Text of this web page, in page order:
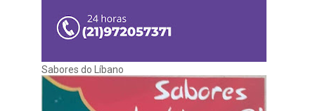
Sabores do Líbano